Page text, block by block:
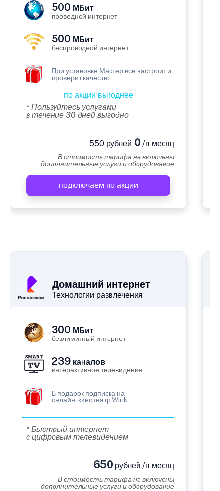
500 МБит
проводной интернет
500 МБит
беспроводной интернет
При установке Мастер все настроит и
проверит качество
по акции выгоднее
* Пользуйтесь услугами
в течение 30 дней выгодно
550 рублей0 /в месяц
В стоимость тарифа не включены
дополнительные услуги и оборудование
подключаем по акции
Домашний интернет
Технологии развлечения
300 МБит
безлимитный интернет
239 каналов
интерактивное телевидение
В подарок подписка на
онлайн-кинотеатр Wink
* Быстрый интернет
с цифровым телевидением
650 рублей /в месяц
В стоимость тарифа не включены
дополнительные услуги и оборудование